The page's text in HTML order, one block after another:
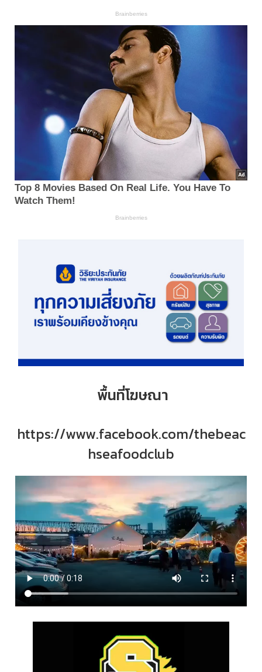
พื้นที่โฆษณา
https://www.facebook.com/thebeac
hseafoodclub